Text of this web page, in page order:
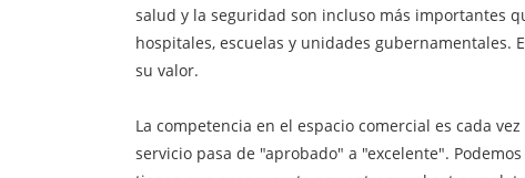
salud y la seguridad son incluso más importantes
hospitales, escuelas y unidades gubernamentales.
su valor.
La competencia en el espacio comercial es cada
servicio pasa de "aprobado" a "excelente".